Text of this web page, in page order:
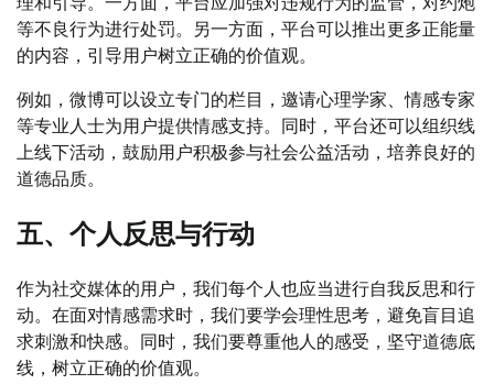
等不良行为进行处罚。另一方面，平台可以推出更多正能量
的内容，引导用户树立正确的价值观。
例如，微博可以设立专门的栏目，邀请心理学家、情感专家
等专业人士为用户提供情感支持。同时，平台还可以组织线
上线下活动，鼓励用户积极参与社会公益活动，培养良好的
道德品质。
五、个人反思与行动
作为社交媒体的用户，我们每个人也应当进行自我反思和行
动。在面对情感需求时，我们要学会理性思考，避免盲目追
求刺激和快感。同时，我们要尊重他人的感受，坚守道德底
线，树立正确的价值观。